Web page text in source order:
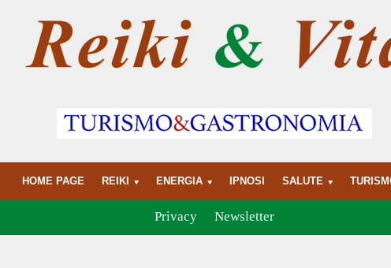
HOME PAGE REIKI ENERGIA IPNOSI SALUTE
Privacy Newsletter